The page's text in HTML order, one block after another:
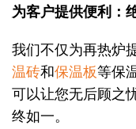
为客户提供便利：
我们不仅为再热炉
温砖和保温板等保
可以让您无后顾之
终如一。